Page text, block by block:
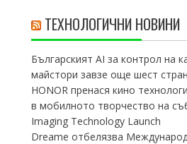
ТЕХНОЛОГИЧНИ НОВИНИ
Българският AI за контрол на
майстори завзе още шест
HONOR пренася кино
в мобилното творчество на
Imaging Technology Launch
Dreame отбелязва